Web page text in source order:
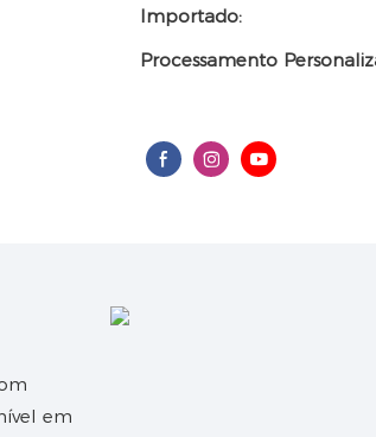
Importado:
Processamento
em